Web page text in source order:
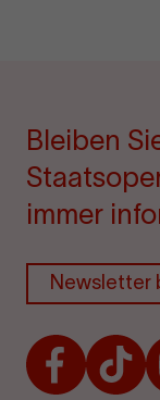
Bleiben
immer
Newsletter
FacebookTikTok